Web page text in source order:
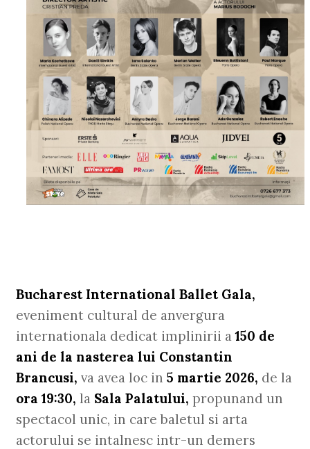
Bucharest International Ballet Gala,
eveniment cultural de anvergura
internationala dedicat implinirii a150 de
ani de la nasterea lui Constantin
Brancusi,va avea loc in5 martie 2026, de la
ora 19:30, la Sala Palatului,propunand un
spectacol unic, in care baletul si arta
actorului se intalnesc intr-un demers